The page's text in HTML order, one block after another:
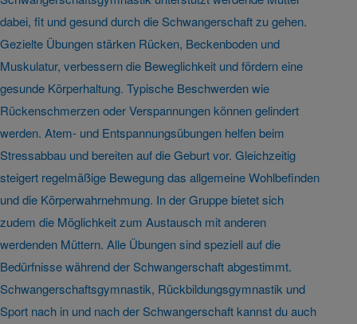
dabei, fit und gesund durch die Schwangerschaft zu gehen.
Gezielte Übungen stärken Rücken, Beckenboden und
Muskulatur, verbessern die Beweglichkeit und fördern eine
gesunde Körperhaltung. Typische Beschwerden wie
Rückenschmerzen oder Verspannungen können gelindert
werden. Atem- und Entspannungsübungen helfen beim
Stressabbau und bereiten auf die Geburt vor. Gleichzeitig
steigert regelmäßige Bewegung das allgemeine Wohlbefinden
und die Körperwahrnehmung. In der Gruppe bietet sich
zudem die Möglichkeit zum Austausch mit anderen
werdenden Müttern. Alle Übungen sind speziell auf die
Bedürfnisse während der Schwangerschaft abgestimmt.
Schwangerschaftsgymnastik, Rückbildungsgymnastik und
Sport nach in und nach der Schwangerschaft kannst du auch